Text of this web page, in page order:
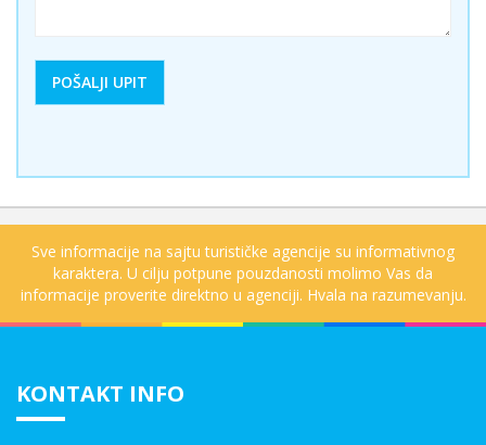
Sve informacije na sajtu turističke agencije su informativnog
karaktera. U cilju potpune pouzdanosti molimo Vas da
informacije proverite direktno u agenciji. Hvala na razumevanju.
KONTAKT INFO